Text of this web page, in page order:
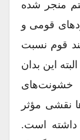
منجر شده
قومى و
قوم نسبت
این بدان
نقشى مؤثر
است.